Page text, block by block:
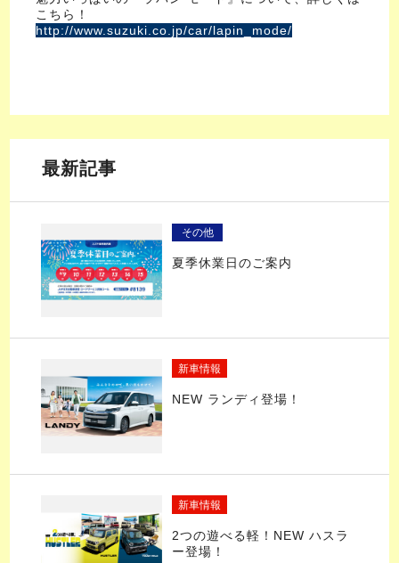
こちら！
http://www.suzuki.co.jp/car/lapin_mode/
最新記事
その他
夏季休業日のご案内
新車情報
NEW ランディ登場！
新車情報
2つの遊べる軽！NEW ハスラ
ー登場！